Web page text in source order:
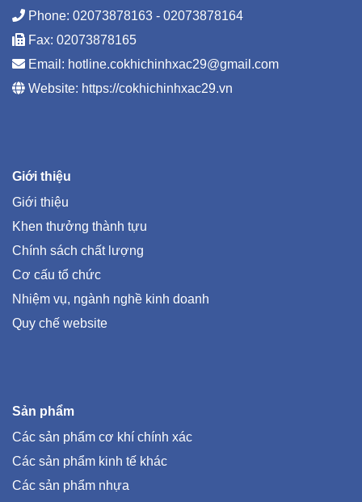
Phone: 02073878163 - 02073878164
Fax: 02073878165
Email: hotline.cokhichinhxac29@gmail.com
Website: https://cokhichinhxac29.vn
Giới thiệu
Giới thiệu
Khen thưởng thành tựu
Chính sách chất lượng
Cơ cấu tổ chức
Nhiệm vụ, ngành nghề kinh doanh
Quy chế website
Sản phẩm
Các sản phẩm cơ khí chính xác
Các sản phẩm kinh tế khác
Các sản phẩm nhựa